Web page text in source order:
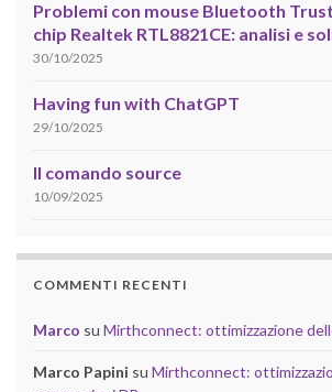
Problemi con mouse Bluetooth
chip Realtek RTL8821CE: analisi e
30/10/2025
Having fun with ChatGPT
29/10/2025
Il comando source
10/09/2025
COMMENTI RECENTI
Marco su Mirthconnect: ottimizzazione
Marco Papini su Mirthconnect: